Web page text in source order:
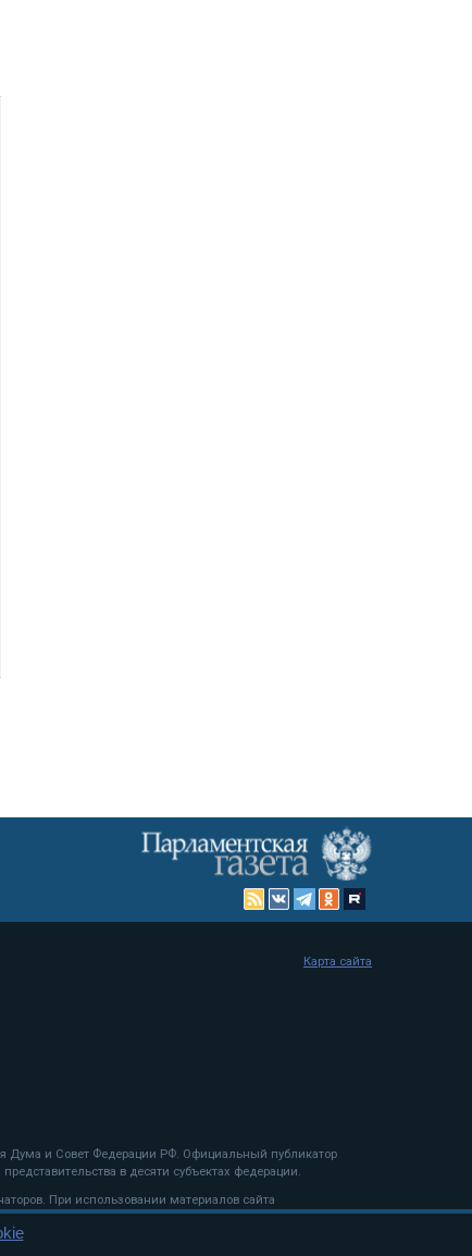
Дума и Совет Федерации РФ. Официальный публикатор
в десяти субъектах федерации.
При использовании материалов сайта
Карта сайта